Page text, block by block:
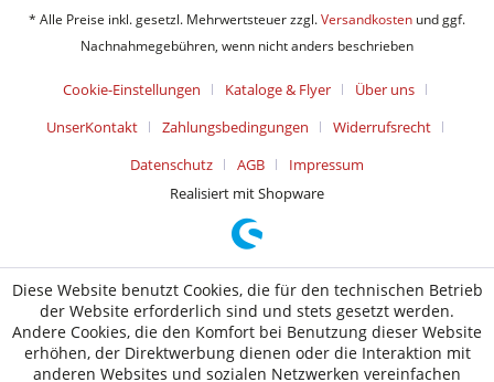
* Alle Preise inkl. gesetzl. Mehrwertsteuer zzgl.Versandkosten und ggf.
Nachnahmegebühren, wenn nicht anders beschrieben
Cookie-Einstellungen Kataloge & Flyer
Über uns
UnserKontakt
Zahlungsbedingungen
Widerrufsrecht
Datenschutz
AGB
Impressum
Realisiert mit Shopware
Diese Website benutzt Cookies, die für den technischen Betrieb
der Website erforderlich sind und stets gesetzt werden.
Andere Cookies, die den Komfort bei Benutzung dieser Website
erhöhen, der Direktwerbung dienen oder die Interaktion mit
anderen Websites und sozialen Netzwerken vereinfachen